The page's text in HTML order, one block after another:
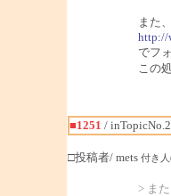
また
http://
でフ
この
■1251 /
□投稿者/ mets 付き
> ま